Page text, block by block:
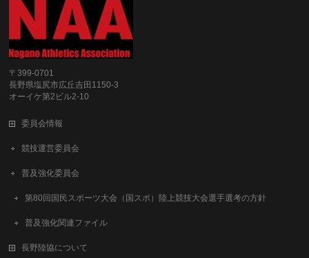
〒399-0701
長野県塩尻市広丘吉田1150-3
オーイケ第2ビル2-10
委員会情報
競技運営委員会
普及強化委員会
第80回国民スポーツ大会（国スポ）陸上競技大会選手選考の方針
普及強化関連ファイル
長野陸協について